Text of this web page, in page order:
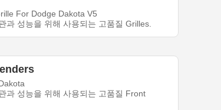
For Dodge Dakota V5
과 성능을 위해 사용되는 고품질 Grilles.
과 성능을 위해 사용되는 고품질 Front